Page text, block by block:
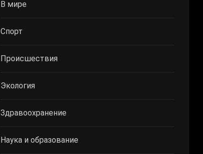
В мире
Спорт
Происшествия
Экология
Здравоохранение
Наука и образование